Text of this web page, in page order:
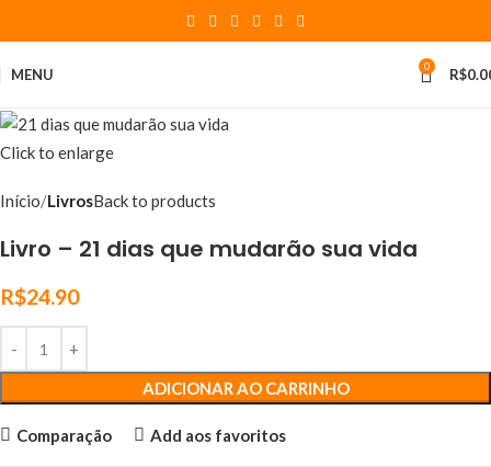
MENU 0 R$
Click to enlarge
Início LivrosBack to products
Livro – 21 dias que mudarão sua vida
R$24.90
ADICIONAR AO CARRINHO
Comparação Add aos favoritos